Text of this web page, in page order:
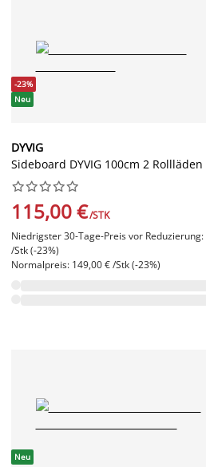
-23%
Neu
DYVIG
Sideboard DYVIG 100cm 2






115,00 €/STK
Niedrigster 30-Tage-Preis vor
/Stk (-23%)
Normalpreis: 149,00 € /Stk (-23%)
Neu